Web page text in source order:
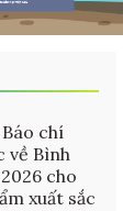
chí
về Bình
cho
xuất sắc